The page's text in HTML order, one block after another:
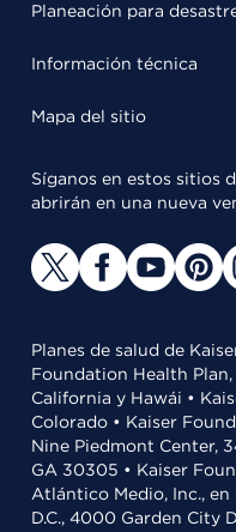
Planeación para
Información técnica
Mapa del sitio
Síganos en estos sitios
abrirán en una nueva
Planes de salud de
Foundation Health
California y Hawái •
Colorado • Kaiser
Nine Piedmont Center,
GA 30305 • Kaiser
Atlántico Medio, Inc.,
D.C., 4000 Garden City